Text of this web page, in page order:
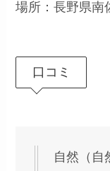
場所：長野県南
口コミ
自然（自